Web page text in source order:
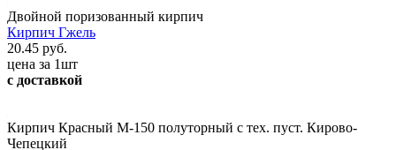
Двойной поризованный кирпич
Кирпич Гжель
20.45 руб.
цена за 1шт
с доставкой
Кирпич Красный М-150 полуторный с тех. пуст. Кирово-
Чепецкий